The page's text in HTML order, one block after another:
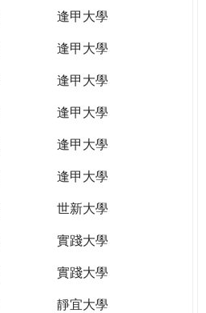
逢甲大學
逢甲大學
逢甲大學
逢甲大學
逢甲大學
逢甲大學
世新大學
實踐大學
實踐大學
靜宜大學